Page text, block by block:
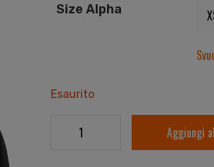
Size Alpha
Esaurito
Aggiungi